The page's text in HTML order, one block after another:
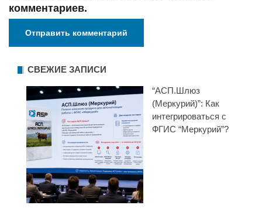
комментариев.
СВЕЖИЕ ЗАПИСИ
“АСП.Шлюз
(Меркурий)”: Как
интегрироваться с
ФГИС “Меркурий”?